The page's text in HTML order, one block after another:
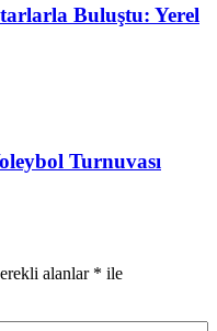
Buluştu: Yerel
Turnuvası
alanlar * ile